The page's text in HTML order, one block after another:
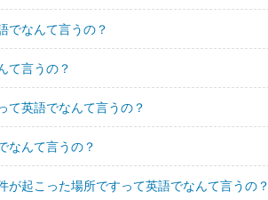
でなんて言うの？
て言うの？
て英語でなんて言うの？
なんて言うの？
が起こった場所ですって英語でなんて言うの？